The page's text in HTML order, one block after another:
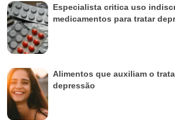
Especialista critica uso
medicamentos para tratar
Alimentos que auxiliam o
depressão